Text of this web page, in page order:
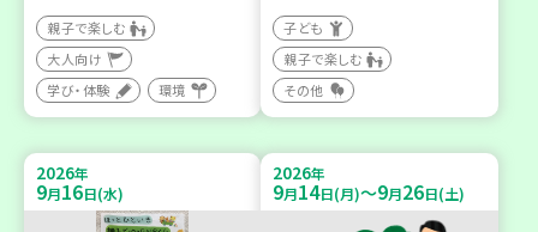
親子で楽しむ
大人向け
学び・体験
環境
子ども
親子で楽しむ
その他
2026年
9月16日(水)
2026年
9月14日(月)～9月26日(土)